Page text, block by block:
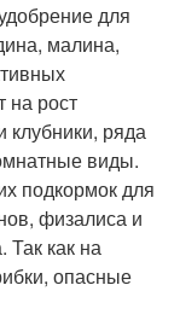
для
малина,
на рост
клубники, ряда
виды.
подкормок для
физалиса и
Так как на
опасные